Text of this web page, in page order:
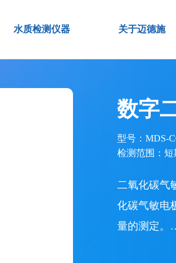
水质检测仪器 关于迈德施
数字
型号：MDS-
检测范围：
二氧化碳气
化碳气敏电
量的测定。